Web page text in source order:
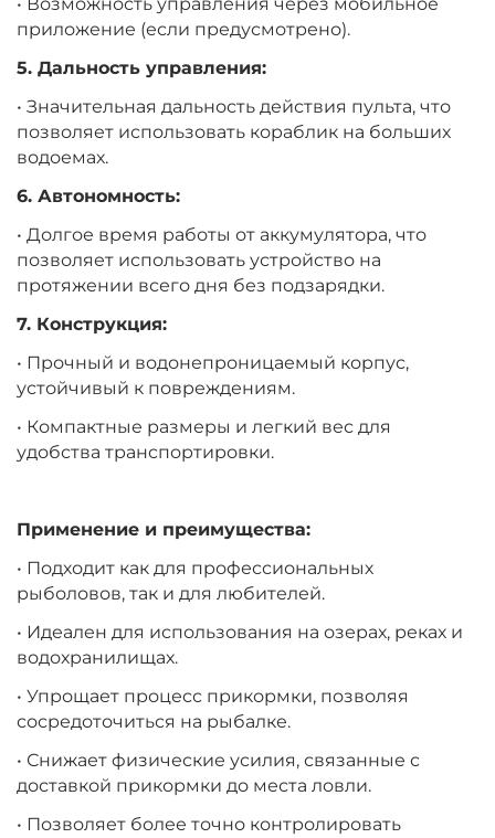
• Возможность управления через мобильное
приложение (если предусмотрено).
5. Дальность управления:
• Значительная дальность действия пульта, что
позволяет использовать кораблик на больших
водоемах.
6. Автономность:
• Долгое время работы от аккумулятора, что
позволяет использовать устройство на
протяжении всего дня без подзарядки.
7. Конструкция:
• Прочный и водонепроницаемый корпус,
устойчивый к повреждениям.
• Компактные размеры и легкий вес для
удобства транспортировки.
Применение и преимущества:
• Подходит как для профессиональных
рыболовов, так и для любителей.
• Идеален для использования на озерах, реках и
водохранилищах.
• Упрощает процесс прикормки, позволяя
сосредоточиться на рыбалке.
• Снижает физические усилия, связанные с
доставкой прикормки до места ловли.
• Позволяет более точно контролировать